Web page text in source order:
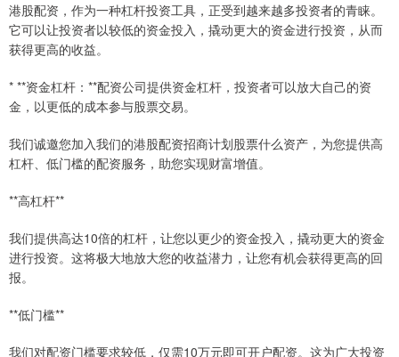
港股配资，作为一种杠杆投资工具，正受到越来越多投资者的青睐。
它可以让投资者以较低的资金投入，撬动更大的资金进行投资，从而
获得更高的收益。
* **资金杠杆：**配资公司提供资金杠杆，投资者可以放大自己的资
金，以更低的成本参与股票交易。
我们诚邀您加入我们的港股配资招商计划股票什么资产，为您提供高
杠杆、低门槛的配资服务，助您实现财富增值。
**高杠杆**
我们提供高达10倍的杠杆，让您以更少的资金投入，撬动更大的资金
进行投资。这将极大地放大您的收益潜力，让您有机会获得更高的回
报。
**低门槛**
我们对配资门槛要求较低，仅需10万元即可开户配资。这为广大投资